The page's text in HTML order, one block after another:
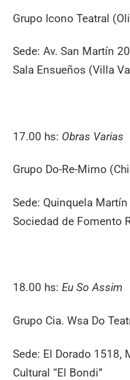
Grupo Icono Teatral
Sede: Av. San Martín
Sala Ensueños (Villa
17.00 hs: Obras Varias
Grupo Do-Re-Mimo
Sede: Quinquela
Sociedad de Fomento
18.00 hs:Eu So Assim
Grupo Cia. Wsa Do
Sede: El Dorado 1518,
Cultural “El Bondi”